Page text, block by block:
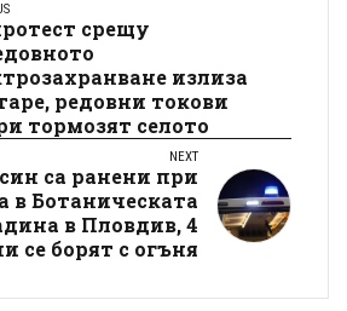
срещу
излиза
редовни токови
тормозят селото
NEXT
са ранени при
в Ботаническата
в Пловдив, 4
се борят с огъня